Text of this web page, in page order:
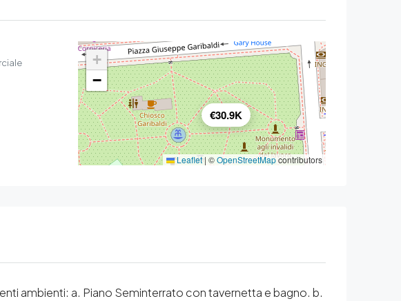
€30.9K
+
−
Leaflet| ©OpenStreetMapcontributors
ambienti: a. Piano Seminterrato con tavernetta e bagno. b.